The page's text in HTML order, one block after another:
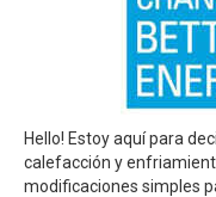
Hello! Estoy aquí para
calefacción y
modificaciones simples